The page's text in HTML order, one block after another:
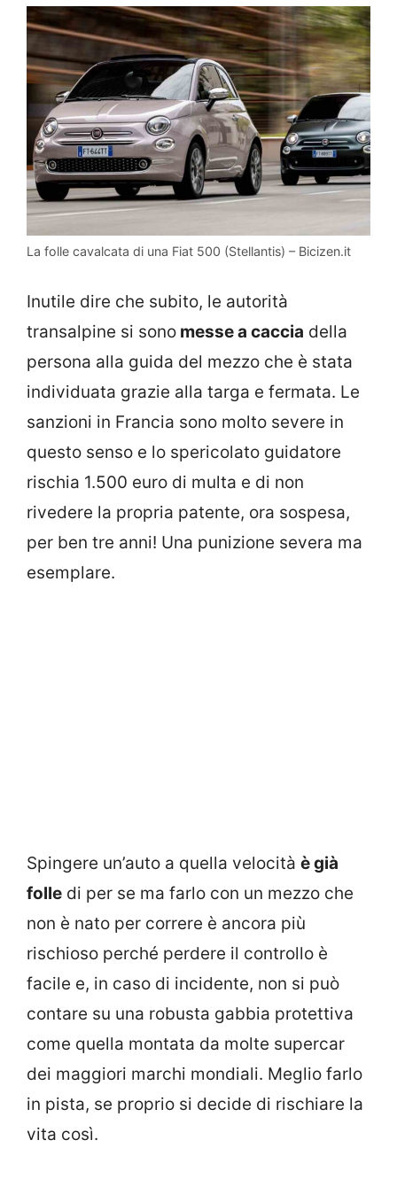
La folle cavalcata di una Fiat 500 (Stellantis) – Bicizen.it
Inutile dire che subito, le autorità
transalpine si sono messe a caccia della
persona alla guida del mezzo che è stata
individuata grazie alla targa e fermata. Le
sanzioni in Francia sono molto severe in
questo senso e lo spericolato guidatore
rischia 1.500 euro di multa e di non
rivedere la propria patente, ora sospesa,
per ben tre anni! Una punizione severa ma
esemplare.
Spingere un’auto a quella velocità è già
folle di per se ma farlo con un mezzo che
non è nato per correre è ancora più
rischioso perché perdere il controllo è
facile e, in caso di incidente, non si può
contare su una robusta gabbia protettiva
come quella montata da molte supercar
dei maggiori marchi mondiali. Meglio farlo
in pista, se proprio si decide di rischiare la
vita così.